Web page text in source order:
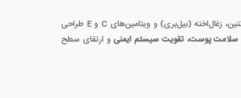
از جمله آستاگزانتین، زغال‌اخته (بیل‌بری) و ویتامین‌های C و E طراحی
سلامت پوست، تقویت سیستم ایمنیو ارتقای سطح